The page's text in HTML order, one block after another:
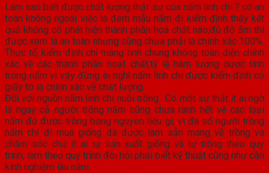
Làm sao biết được chất lượng thật sự của nấm linh chi ? có an
toàn không ngoài việc là đem mẫu nấm đi kiểm định thấy kết
quả không có phát hiện thành phần hoá chất nào,đủ độ ẩm thì
được xem là an toàn nhưng cũng chưa phải là chính xác 100%.
Thực tế, kiểm định chỉ mang tính chung không toàn diện chính
xác về các thành phần hoạt chất,tỷ lệ hàm lượng dược tính
trong nấm vì vậy đừng ai nghĩ nấm linh chi được kiểm định có
giấy tờ là chính xác về chất lượng.
Đối với nguồn nấm linh chi nuôi trồng : Có một sự thật ít ai ngờ
là ngay cả người trồng nấm cũng chưa rành hết về các loại
nấm đó được trồng bằng nguyên liệu gì, vì đa số người trồng
nấm chỉ đi mua giống đã được làm sẵn mang về trồng và
chăm sóc chứ ít ai tự sản xuất giống và tự trồng theo quy
trình, làm theo quy trình đòi hỏi phải biết kỹ thuật cũng như cần
kinh nghiệm lâu năm.